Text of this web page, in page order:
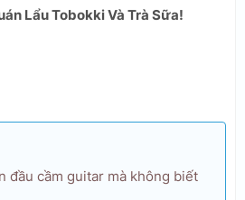
Lẩu Tobokki Và Trà Sữa!
đầu cầm guitar mà không biết